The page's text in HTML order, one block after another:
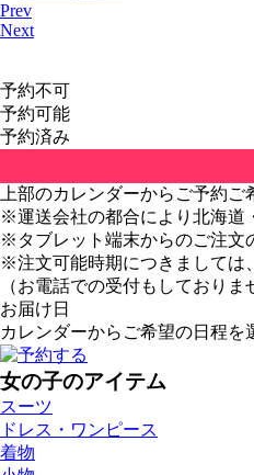
Prev
Next
予約不可
予約可能
予約済み
上部のカレンダーからご予約
※運送会社の都合により北海道
※タブレット端末からのご注文
※注文可能時期につきましては
（お電話での受付もしておりま
お届け日
カレンダーからご希望の日程を
女の子のアイテム
スーツ
ドレス・ワンピース
着物